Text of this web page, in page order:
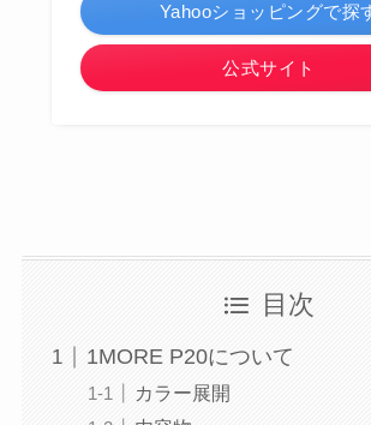
Yahooショッピングで探
公式サイト
目次
1MORE P20について
カラー展開